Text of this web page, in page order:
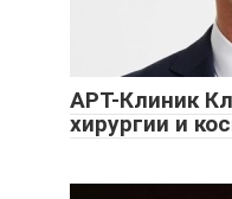
АРТ-Клиник
хирургии и